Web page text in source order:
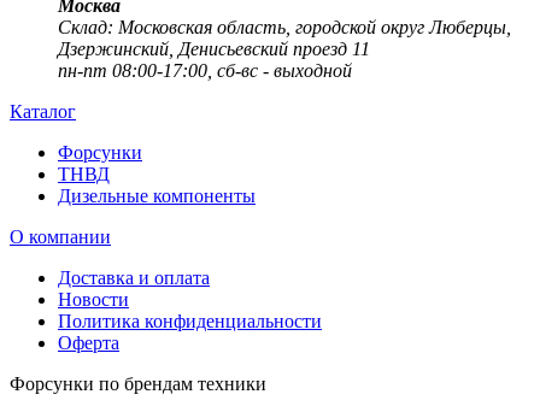
Москва
Cклад: Московская область, городской округ Люберцы,
Дзержинский, Денисьевский проезд 11
пн-пт 08:00-17:00, сб-вс - выходной
Каталог
Форсунки
ТНВД
Дизельные компоненты
О компании
Доставка и оплата
Новости
Политика конфиденциальности
Оферта
Форсунки по брендам техники